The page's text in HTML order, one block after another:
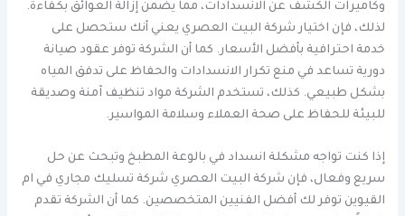
وكاميرات الكشف عن الانسدادات، مما يضمن إزالة العوائق بكفاءة.
لذلك، فإن اختيار شركة البيت العصري يعني أنك ستحصل على
خدمة احترافية بأفضل الأسعار. كما أن الشركة توفر عقود صيانة
دورية تساعد في منع تكرار الانسدادات والحفاظ على تدفق المياه
بشكل طبيعي. كذلك، تستخدم الشركة مواد تنظيف آمنة وصديقة
للبيئة للحفاظ على صحة العملاء وسلامة المواسير.
إذا كنت تواجه مشكلة انسداد في بالوعة المطبخ وتبحث عن حل
سريع وفعال، فإن شركة البيت العصري شركة تسليك مجاري في ام
القيوين توفر لك أفضل الفنيين المتخصصين. كما أن الشركة تقدم